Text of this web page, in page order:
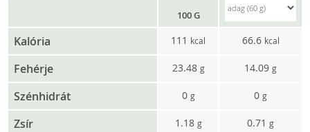
100 G
Kalória 111 kcal 66.6 kcal
Fehérje 23.48 g 14.09 g
Szénhidrát 0 g 0 g
Zsír 1.18 g 0.71 g